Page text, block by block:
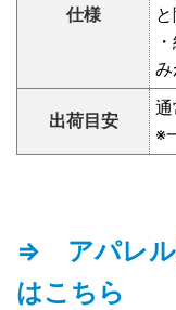
仕様
み
出荷目安
※
⇒ アパレル
はこちら